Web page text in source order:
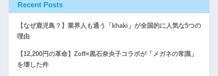
Recent Posts
【なぜ鹿児島？】業界人も通う「khaki」が全国的に人気な5つの
理由
【12,200円の革命】Zoff×黒石奈央子コラボが「メガネの常識」
を壊した件